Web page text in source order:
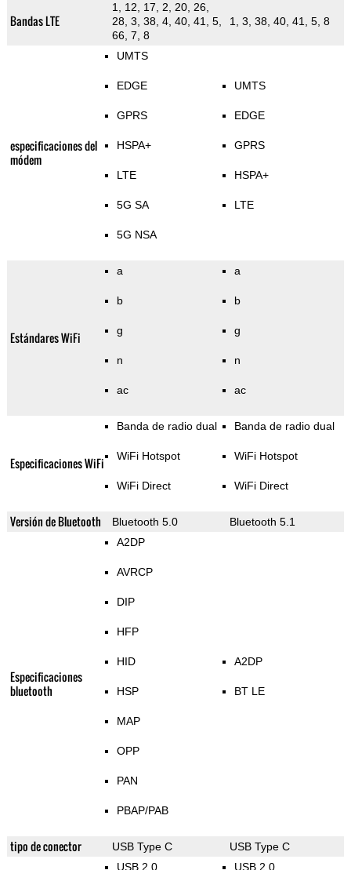
Bandas LTE
1, 12, 17, 2, 20, 26,
28, 3, 38, 4, 40, 41, 5,
66, 7, 8
1, 3, 38, 40, 41, 5, 8
especificaciones del
módem
UMTS
EDGE
GPRS
HSPA+
LTE
5G SA
5G NSA
UMTS
EDGE
GPRS
HSPA+
LTE
Estándares WiFi
a
b
g
n
ac
a
b
g
n
ac
Especificaciones WiFi
Banda de radio dual
WiFi Hotspot
WiFi Direct
Banda de radio dual
WiFi Hotspot
WiFi Direct
Versión de Bluetooth Bluetooth 5.0 Bluetooth 5.1
Especificaciones
bluetooth
A2DP
AVRCP
DIP
HFP
HID
HSP
MAP
OPP
PAN
PBAP/PAB
A2DP
BT LE
tipo de conector USB Type C
USB Type C
USB 2.0
USB 2.0